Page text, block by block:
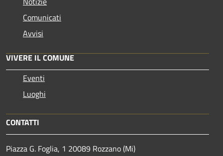
Comunicati
Avvisi
VIVERE IL COMUNE
Eventi
Luoghi
CONTATTI
Piazza G. Foglia, 1 20089 Rozzano (Mi)